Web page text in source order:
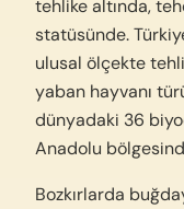
tehlike altında,
statüsünde.
ulusal ölçekte
yaban hayvanı
dünyadaki 36
Anadolu
Bozkırlarda